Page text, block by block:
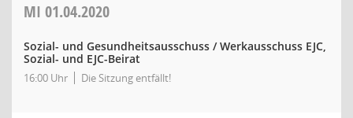
MI 01.04.2020
Sozial- und Gesundheitsausschuss / Werkausschuss EJC,
Sozial- und EJC-Beirat
16:00 Uhr Die Sitzung entfällt!